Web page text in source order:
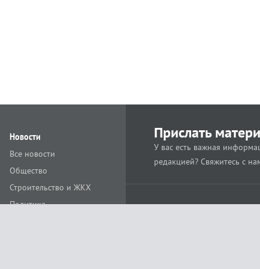
Новости
Все новости
Общество
Строительство и ЖКХ
Политика
Прислать
У вас есть важная
редакцией? Свяжитесь с